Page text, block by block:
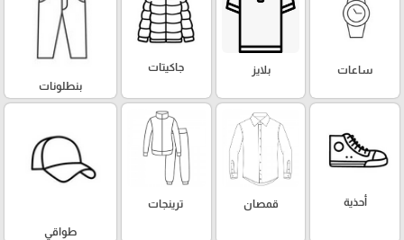
ساعات بلايز
جاكيتات
بنطلونات
أحذية قمصان ترينجات
طواقي